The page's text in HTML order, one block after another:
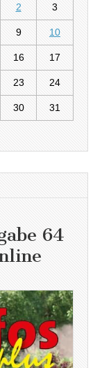
2 3
9 10
16 17
23 24
30
31
64